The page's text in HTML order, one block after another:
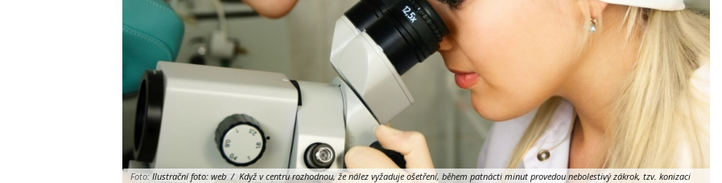
Foto:Ilustrační foto: web / Když v centru rozhodnou, že nález vyžaduje ošetření, během patnácti minut provedou nebolestivý zákrok, tzv. konizaci